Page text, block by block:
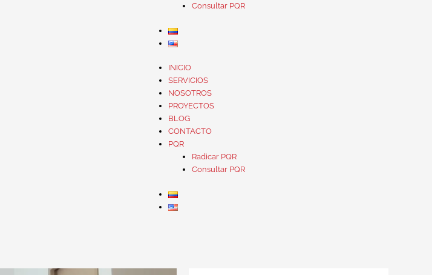
Consultar PQR
INICIO
SERVICIOS
NOSOTROS
PROYECTOS
BLOG
CONTACTO
PQR
Radicar PQR
Consultar PQR